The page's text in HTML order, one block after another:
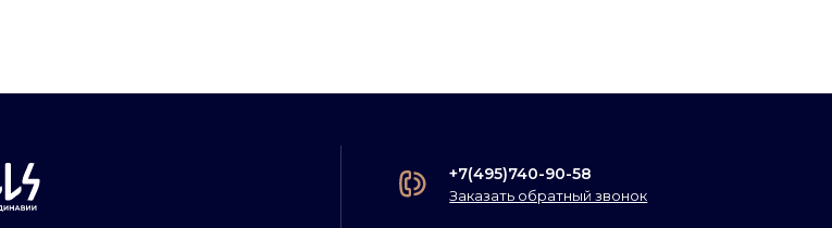
+7(495)740-90-58
Заказать обратный звонок